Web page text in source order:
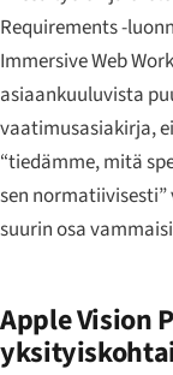
Requirements -
Immersive Web
asiaankuuluvista
vaatimusasiakirja,
“tiedämme, mitä
sen normatiivisesti”
suurin osa
Apple Vision